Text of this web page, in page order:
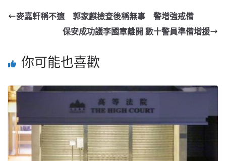
麥嘉軒稱不適 郭家麒檢查後稱無事 警增強戒備
保安成功護李國章離開 數十警員準備增援
你可能也喜歡